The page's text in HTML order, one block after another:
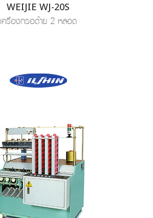
WEIJIE WJ-20S
เครื่องกรอด้าย 2 หลอด